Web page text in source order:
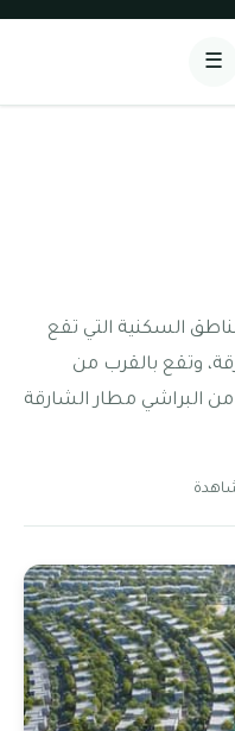
☰
السكنية التي تقع
وتقع بالقرب من
البراشي مطار الشارقة